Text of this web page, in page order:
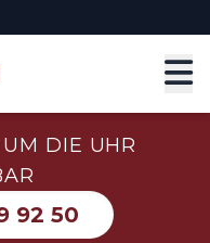
DIE UHR
92 50